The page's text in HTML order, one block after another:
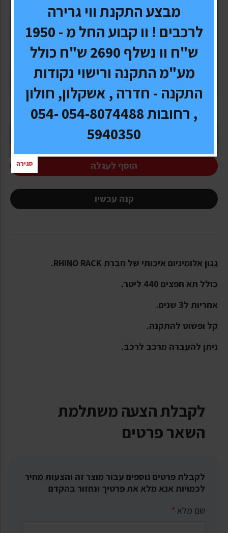
אחריות: 3 שנים
זמן אספקה: 1-10 ימי עסקים, תלוי בסוג המשלוח
משלוח: חינם
הוסף לעגלה
קנה עכשיו
גגון אלומיניום איכותי של חברת RHINO RACK.
כולל תא חפצים 440 ליטר.
אחריות ל3 שנים.
קל ופשוט להתקנה.
ניתן להעברה מרכב לרכב.
לקבלת הצעה משתלמת
השאר פרטים
לקבלת פרטים נוספים עבור מוצר זה והצעות מחיר
לכמויות אנא מלא את פרטיך ונחזור בהקדם
שם מלא *
מבצע התקנת ווי גרירה
לרכבים ! וו קבוע החל מ - 1950
ש"ח וו נשלף 2690 ש"ח כולל
מע"מ התקנה ורישוי נקודות
התקנה - חדרה , אשקלון, חולון
, רחובות 054-8074488 054-
5940350
סגירה